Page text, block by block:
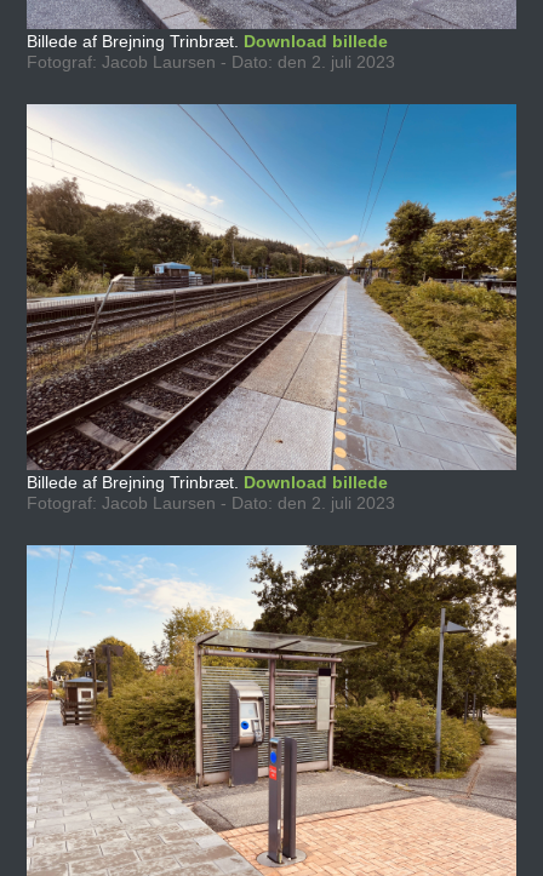
Billede af Brejning Trinbræt. Download billede
Fotograf: Jacob Laursen - Dato: den 2. juli 2023
Billede af Brejning Trinbræt. Download billede
Fotograf: Jacob Laursen - Dato: den 2. juli 2023